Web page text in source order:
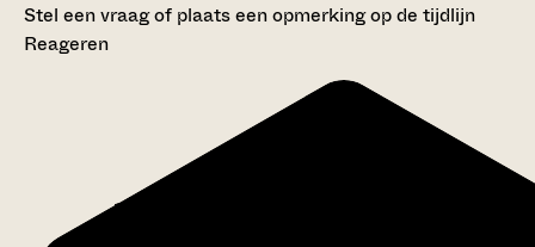
Stel een vraag of plaats een opmerking op de tijdlijn
Reageren